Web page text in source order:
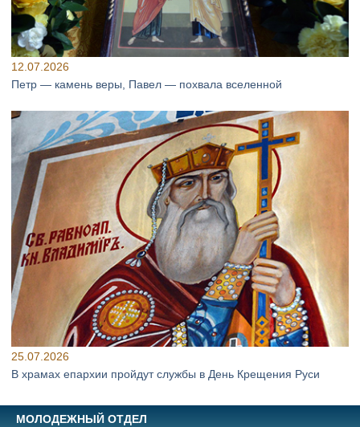
12.07.2026
Петр — камень веры, Павел — похвала вселенной
25.07.2026
В храмах епархии пройдут службы в День Крещения Руси
МОЛОДЕЖНЫЙ ОТДЕЛ